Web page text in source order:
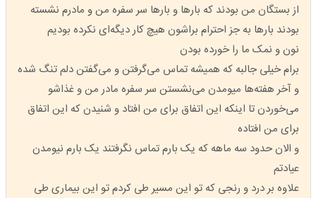
از بستگان من بودند که بارها و بارها سر سفره من و مادرم نشسته
بودند بارها به جز احترام براشون هیچ کار دیگه‌ای نکرده بودیم
نون و نمک ما را خورده بودن
برام خیلی جالبه که همیشه تماس می‌گرفتن و می‌گفتن دلم تنگ شده
و آخر هفته‌ها میومدن می‌نشستن سر سفره مادر من و غذاشو
می‌خوردن تا اینکه این اتفاق برای من افتاد و شنیدن که این اتفاق
برای من افتاده
و الان حدود سه ماهه که یک بارم تماس نگرفتند یک بارم نیومدن
عیادتم
علاوه بر درد و رنجی که تو این مسیر طی کردم تو این بیماری طی